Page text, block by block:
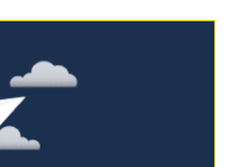
sans engagement
d’aide à l’action